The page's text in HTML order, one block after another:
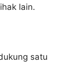
lain.
satu